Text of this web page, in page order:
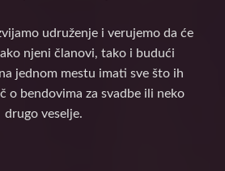
udruženje i verujemo da će
njeni članovi, tako i budući
jednom mestu imati sve što ih
o bendovima za svadbe ili neko
drugo veselje.